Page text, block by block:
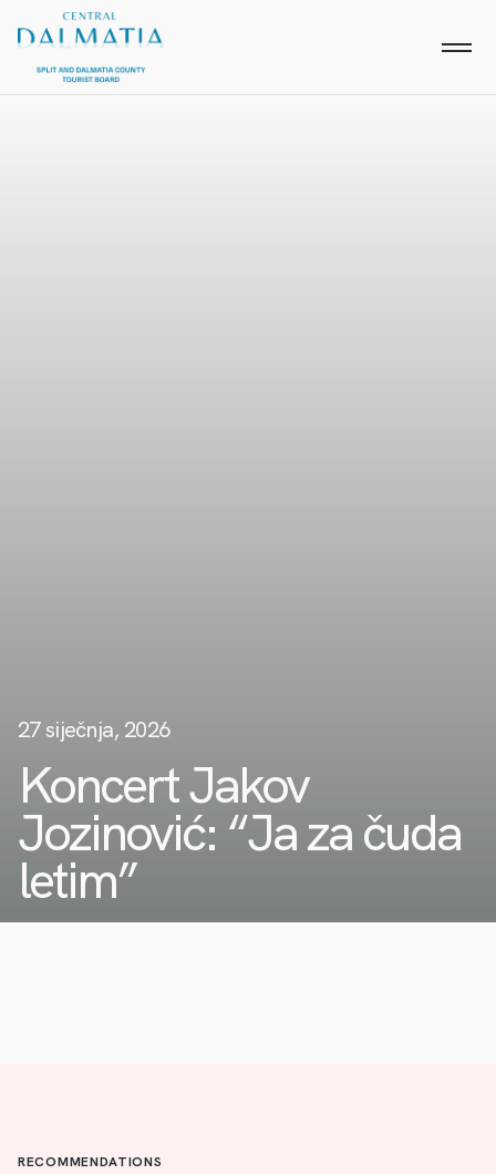
27 siječnja, 2026
Koncert Jakov
Jozinović: “Ja za čuda
letim”
RECOMMENDATIONS